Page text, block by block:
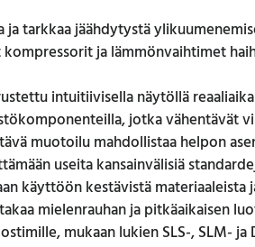
ja tarkkaa jäähdytystä
kompressorit ja lämmönvaihtimet
intuitiivisella näytöllä
jotka vähentävät
muotoilu mahdollistaa helpon
useita kansainvälisiä
käyttöön kestävistä
mielenrauhan ja pitkäaikaisen
mukaan lukien SLS-, SLM- ja